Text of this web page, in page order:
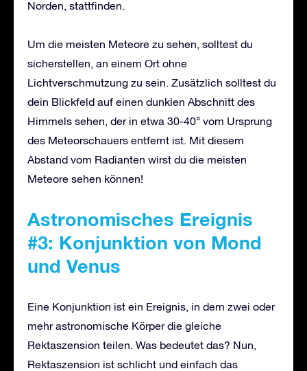
Norden, stattfinden.
Um die meisten Meteore zu sehen, solltest du
sicherstellen, an einem Ort ohne
Lichtverschmutzung zu sein. Zusätzlich solltest du
dein Blickfeld auf einen dunklen Abschnitt des
Himmels sehen, der in etwa 30-40° vom Ursprung
des Meteorschauers entfernt ist. Mit diesem
Abstand vom Radianten wirst du die meisten
Meteore sehen können!
Astronomisches Ereignis
#3: Konjunktion von Mond
und Venus
Eine Konjunktion ist ein Ereignis, in dem zwei oder
mehr astronomische Körper die gleiche
Rektaszension teilen. Was bedeutet das? Nun,
Rektaszension ist schlicht und einfach das